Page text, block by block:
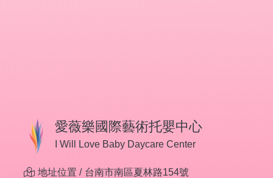
愛薇樂國際藝術托嬰中心
I Will Love Baby Daycare Center
地址位置 / 台南市南區夏林路154號